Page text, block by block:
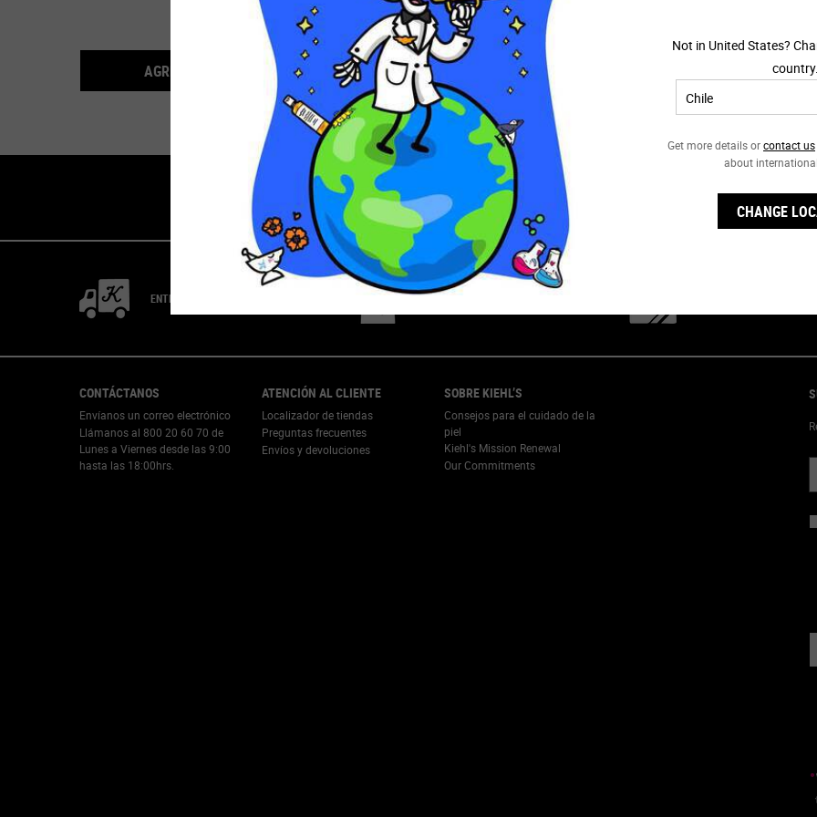
AGREGAR AL CARRITO EMULSIÓN CLEARLY CORRECTIVE™ CLARITY-ACTIVATING SOOTHING
Retinol y obtener un aspecto visiblemente más
joven. Formulado con precisión para proporcionar
resultados visibles, reducir las arrugas, mejorar la
firmeza y redefinir textura de la piel.
$67.990
AGREGAR AL CARRITO RETINOL SKIN-RENEWING DAILYAGREGAR AL
ENTREGA RÁPIDA OFERTAS EXCLUSIVAS
CONTÁCTANOS
Envíanos un correo electrónico
Llámanos al 800 20 60 70 de
Lunes a Viernes desde las 9:00
hasta las 18:00hrs.
ATENCIÓN AL CLIENTE
Localizador de tiendas
Preguntas frecuentes
Envíos y devoluciones
SOBRE KIEHL’S
Consejos para el cuidado de la
piel
Kiehl's Mission Renewal
Our Commitments
Not in United States?
country.
Get more details orcontact us
about
CHANGE